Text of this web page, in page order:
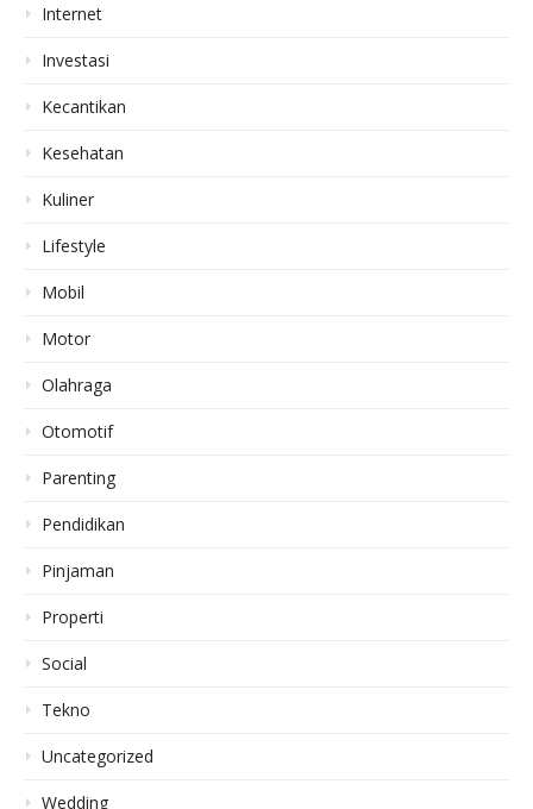
Internet
Investasi
Kecantikan
Kesehatan
Kuliner
Lifestyle
Mobil
Motor
Olahraga
Otomotif
Parenting
Pendidikan
Pinjaman
Properti
Social
Tekno
Uncategorized
Wedding